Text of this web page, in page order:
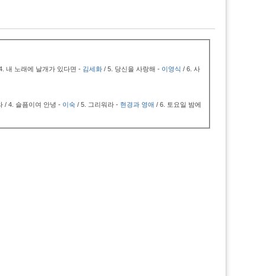
내 노래에 날개가 있다면 - 김세화 / 5. 당신을 사랑해 - 이영식 / 6. 사
/ 4. 슬픔이여 안녕 - 이숙 / 5. 그리워라 - 현경과 영애 / 6.
토요일 밤에